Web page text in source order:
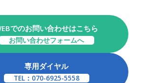
でのお問い合わせはこちら
お問い合わせフォームへ
専用ダイヤル
TEL：070-6925-5558